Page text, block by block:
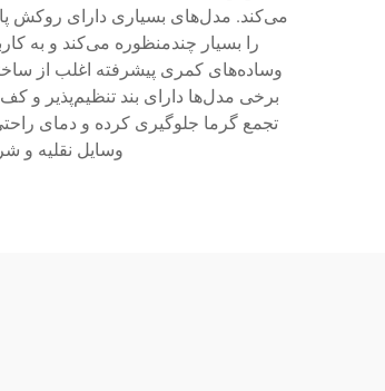
می‌کند. مدل‌های بسیاری دارای روکش
را بسیار چندمنظوره می‌کند و به
وساده‌های کمری پیشرفته اغلب از
برخی مدل‌ها دارای بند تنظیم‌پذیر و
تجمع گرما جلوگیری کرده و دمای
وسایل نقلیه و